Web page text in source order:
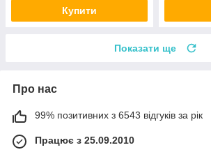
Купити
Показати ще
Про нас
99% позитивних з 6543 відгуків за рік
Працює з 25.09.2010